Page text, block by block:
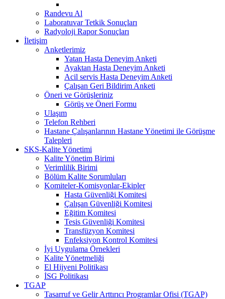
Randevu Al
Laboratuvar Tetkik Sonuçları
Radyoloji Rapor Sonuçları
İletişim
Anketlerimiz
Yatan Hasta Deneyim Anketi
Ayaktan Hasta Deneyim Anketi
Acil servis Hasta Deneyim Anketi
Çalışan Geri Bildirim Anketi
Öneri ve Görüşleriniz
Görüş ve Öneri Formu
Ulaşım
Telefon Rehberi
Hastane Çalışanlarının Hastane Yönetimi ile Görüşme
Talepleri
SKS-Kalite Yönetimi
Kalite Yönetim Birimi
Verimlilik Birimi
Bölüm Kalite Sorumluları
Komiteler-Komisyonlar-Ekipler
Hasta Güvenliği Komitesi
Çalışan Güvenliği Komitesi
Eğitim Komitesi
Tesis Güvenliği Komitesi
Transfüzyon Komitesi
Enfeksiyon Kontrol Komitesi
İyi Uygulama Örnekleri
Kalite Yönetmeliği
El Hijyeni Politikası
İSG Politikası
TGAP
Tasarruf ve Gelir Arttırıcı Programlar Ofisi (TGAP)